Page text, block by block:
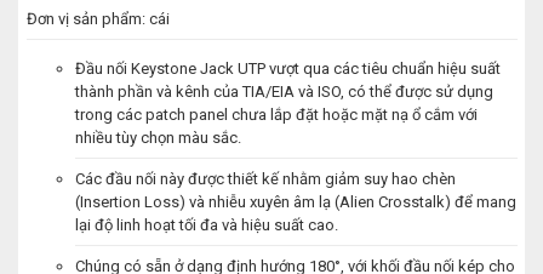
Đơn vị sản phẩm: cái
Đầu nối Keystone Jack UTP vượt qua các tiêu chuẩn hiệu suất
thành phần và kênh của TIA/EIA và ISO, có thể được sử dụng
trong các patch panel chưa lắp đặt hoặc mặt nạ ổ cắm với
nhiều tùy chọn màu sắc.
Các đầu nối này được thiết kế nhằm giảm suy hao chèn
(Insertion Loss) và nhiễu xuyên âm lạ (Alien Crosstalk) để mang
lại độ linh hoạt tối đa và hiệu suất cao.
Chúng có sẵn ở dạng định hướng 180°, với khối đầu nối kép cho